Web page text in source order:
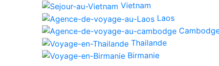
Vietnam
Laos
Thailande
Birmanie